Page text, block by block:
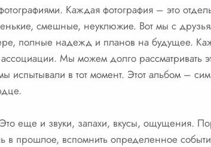
Каждая фотография – это
смешные, неуклюжие. Вот мы с
полные надежд и планов на будущее.
Мы можем долго рассматривать
испытывали в тот момент. Этот альбом –
еще и звуки, запахи, вкусы, ощущения.
в прошлое, вспомнить определенное